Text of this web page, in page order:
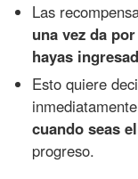
Las
una vez da
hayas
Esto quiere
cuando seas
progreso.